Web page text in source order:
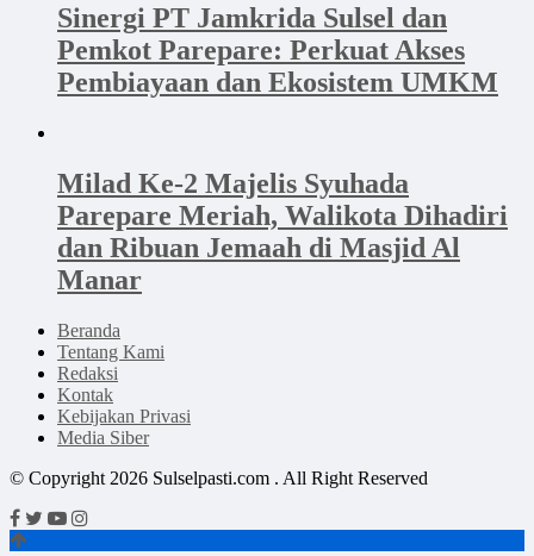
Sinergi PT Jamkrida Sulsel dan
Pemkot Parepare: Perkuat Akses
Pembiayaan dan Ekosistem UMKM
Milad Ke-2 Majelis Syuhada
Parepare Meriah, Walikota Dihadiri
dan Ribuan Jemaah di Masjid Al
Manar
Beranda
Tentang Kami
Redaksi
Kontak
Kebijakan Privasi
Media Siber
© Copyright 2026 Sulselpasti.com . All Right Reserved